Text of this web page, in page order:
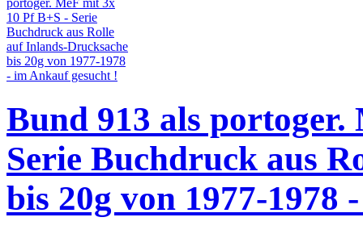
Bund 913 als portoger.
Serie Buchdruck aus
bis 20g von 1977-1978